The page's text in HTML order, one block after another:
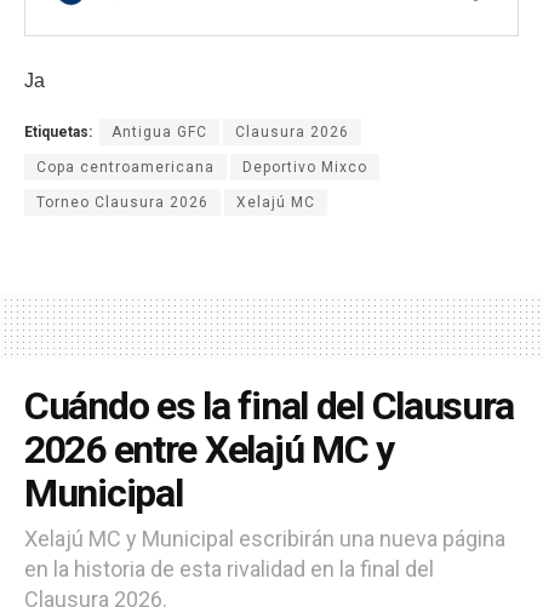
Ja
Etiquetas: Antigua GFC Clausura 2026
Copa centroamericana Deportivo Mixco
Torneo Clausura 2026 Xelajú MC
Cuándo es la final del Clausura
2026 entre Xelajú MC y
Municipal
Xelajú MC y Municipal escribirán una nueva página
en la historia de esta rivalidad en la final del
Clausura 2026.